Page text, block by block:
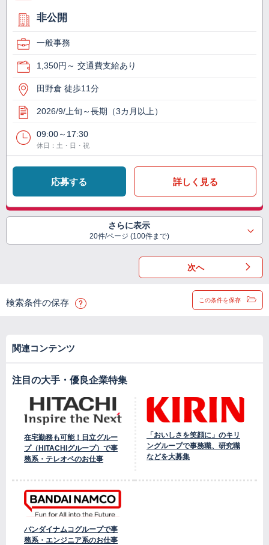
非公開
一般事務
1,350円～ 交通費支給あり
田野倉 徒歩11分
2026/9/上旬～長期（3カ月以上）
09:00～17:30
休日：土・日・祝
応募する 詳しく見る
さらに表示
20件/ページ (100件まで)
次へ
検索条件の保存 この条件を保存
関連コンテンツ
注目の大手・優良企業特集
在宅勤務も可能！日立グルー
プ（HITACHIグループ）で事
務系・テレオペのお仕事
「おいしさを笑顔に」のキリ
ングループで事務職、研究職
などを大募集
バンダイナムコグループで事
務系・エンジニア系のお仕事